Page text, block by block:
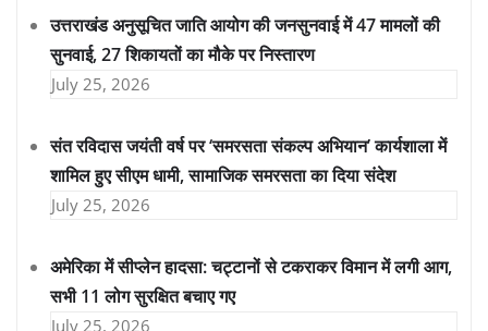
उत्तराखंड अनुसूचित जाति आयोग की जनसुनवाई में 47 मामलों की
सुनवाई, 27 शिकायतों का मौके पर निस्तारण
July 25, 2026
संत रविदास जयंती वर्ष पर ‘समरसता संकल्प अभियान’ कार्यशाला में
शामिल हुए सीएम धामी, सामाजिक समरसता का दिया संदेश
July 25, 2026
अमेरिका में सीप्लेन हादसा: चट्टानों से टकराकर विमान में लगी आग,
सभी 11 लोग सुरक्षित बचाए गए
July 25, 2026